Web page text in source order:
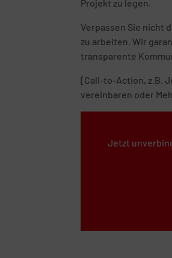
Projekt zu legen.
Verpassen Sie nicht
zu arbeiten. Wir
transparente
[Call-to-Action, z.B.
vereinbaren oder
Jetzt